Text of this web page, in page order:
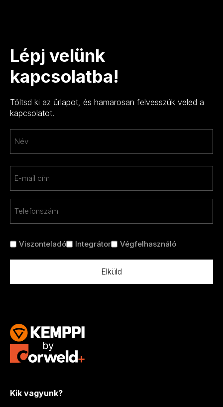
Lépj velünk
kapcsolatba!
Töltsd ki az űrlapot, és hamarosan felvesszük veled a
kapcsolatot.
nélkül
*
Viszonteladó Integrátor Végfelhasználó
Kik vagyunk?